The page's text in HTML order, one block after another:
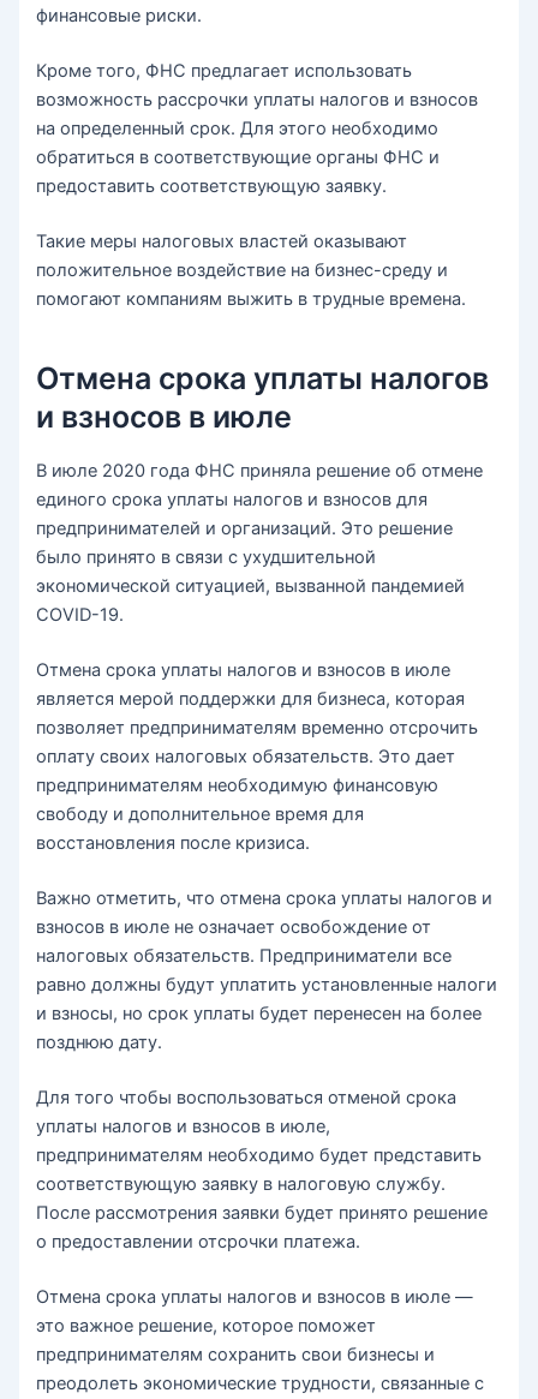
финансовые риски.
Кроме того, ФНС предлагает использовать
возможность рассрочки уплаты налогов и взносов
на определенный срок. Для этого необходимо
обратиться в соответствующие органы ФНС и
предоставить соответствующую заявку.
Такие меры налоговых властей оказывают
положительное воздействие на бизнес-среду и
помогают компаниям выжить в трудные времена.
Отмена срока уплаты налогов
и взносов в июле
В июле 2020 года ФНС приняла решение об отмене
единого срока уплаты налогов и взносов для
предпринимателей и организаций. Это решение
было принято в связи с ухудшительной
экономической ситуацией, вызванной пандемией
COVID-19.
Отмена срока уплаты налогов и взносов в июле
является мерой поддержки для бизнеса, которая
позволяет предпринимателям временно отсрочить
оплату своих налоговых обязательств. Это дает
предпринимателям необходимую финансовую
свободу и дополнительное время для
восстановления после кризиса.
Важно отметить, что отмена срока уплаты налогов и
взносов в июле не означает освобождение от
налоговых обязательств. Предприниматели все
равно должны будут уплатить установленные налоги
и взносы, но срок уплаты будет перенесен на более
позднюю дату.
Для того чтобы воспользоваться отменой срока
уплаты налогов и взносов в июле,
предпринимателям необходимо будет представить
соответствующую заявку в налоговую службу.
После рассмотрения заявки будет принято решение
о предоставлении отсрочки платежа.
Отмена срока уплаты налогов и взносов в июле —
это важное решение, которое поможет
предпринимателям сохранить свои бизнесы и
преодолеть экономические трудности, связанные с